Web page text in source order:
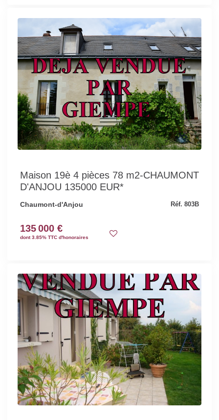
Maison 19è 4 pièces 78 m2-CHAUMONT
D'ANJOU 135000 EUR*
Chaumont-d'Anjou Réf. 803B
135 000 €
dont 3.85% TTC d'honoraires